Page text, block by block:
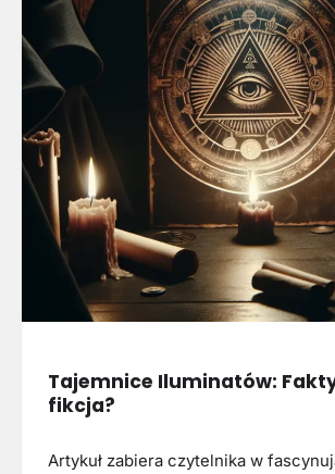
Tajemnice Iluminatów:
fikcja?
Artykuł zabiera czytelnika w